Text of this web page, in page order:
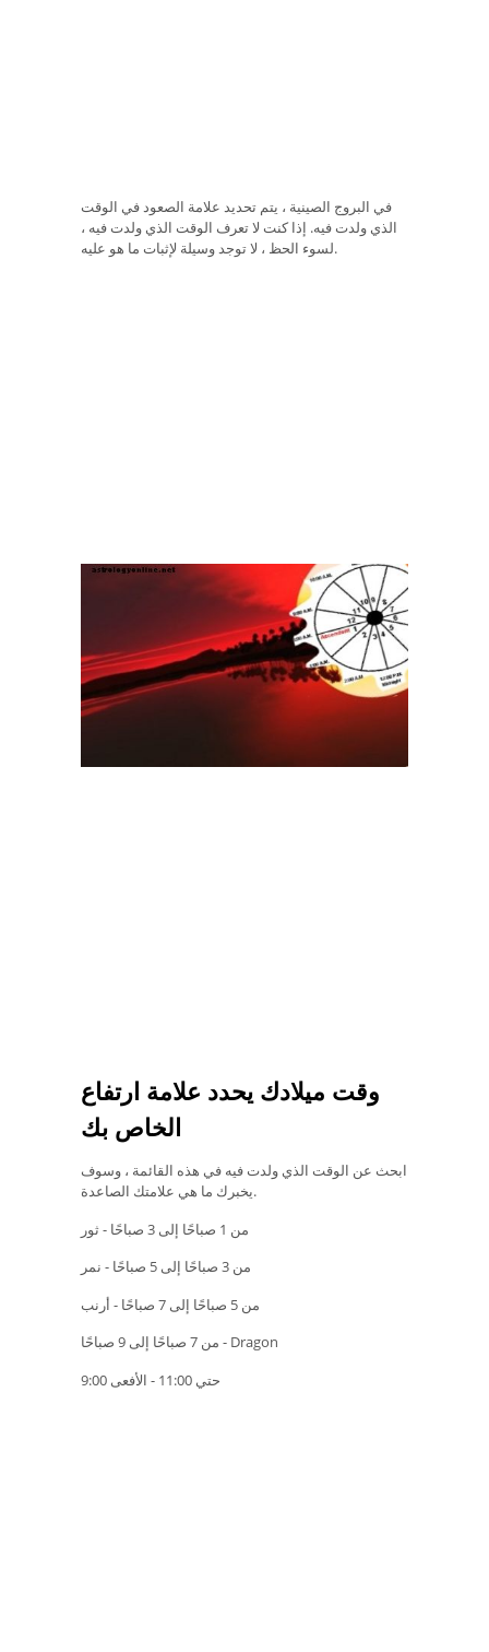
في البروج الصينية ، يتم تحديد علامة الصعود في الوقت
الذي ولدت فيه. إذا كنت لا تعرف الوقت الذي ولدت فيه ،
لسوء الحظ ، لا توجد وسيلة لإثبات ما هو عليه.
وقت ميلادك يحدد علامة ارتفاع
الخاص بك
ابحث عن الوقت الذي ولدت فيه في هذه القائمة ، وسوف
يخبرك ما هي علامتك الصاعدة.
من 1 صباحًا إلى 3 صباحًا - ثور
من 3 صباحًا إلى 5 صباحًا - نمر
من 5 صباحًا إلى 7 صباحًا - أرنب
من 7 صباحًا إلى 9 صباحًا - Dragon
9:00 حتي 11:00 - الأفعى